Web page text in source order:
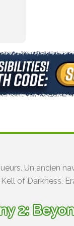
Un ancien
of Darkness,
2: